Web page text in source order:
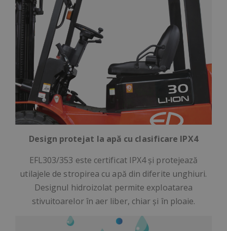
Design protejat la apă cu clasificare IPX4
EFL303/353 este certificat IPX4 și protejează
utilajele de stropirea cu apă din diferite unghiuri.
Designul hidroizolat permite exploatarea
stivuitoarelor în aer liber, chiar și în ploaie.